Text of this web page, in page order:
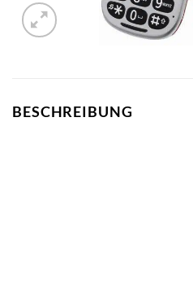
BESCHREIBUNG